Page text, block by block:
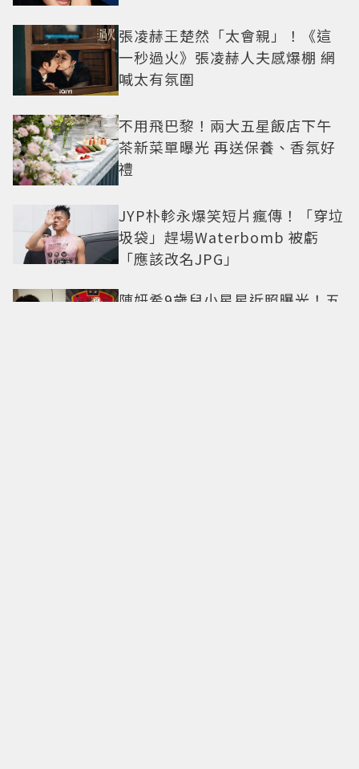
張凌赫王楚然「太會親」！《這
一秒過火》張凌赫人夫感爆棚 網
喊太有氛圍
不用飛巴黎！兩大五星飯店下午
茶新菜單曝光 再送保養、香氛好
禮
JYP朴軫永爆笑短片瘋傳！「穿垃
圾袋」趕場Waterbomb 被虧
「應該改名JPG」
陳妍希9歲兒小星星近照曝光！五